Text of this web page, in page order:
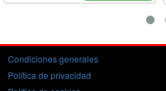
Condiciones generales
Política de privacidad